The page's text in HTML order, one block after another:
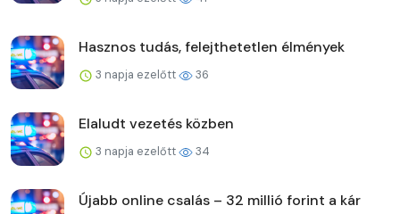
Hasznos tudás, felejthetetlen élmények
3 napja ezelőtt 36
Elaludt vezetés közben
3 napja ezelőtt 34
Újabb online csalás – 32 millió forint a kár